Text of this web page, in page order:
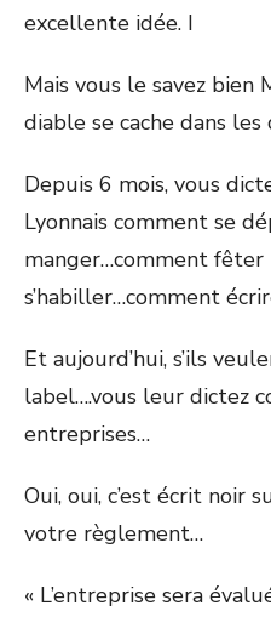
excellente idée. I
Mais vous le savez bien
diable se cache dans
Depuis 6 mois, vous
Lyonnais comment se
manger…comment
s’habiller…comment
Et aujourd’hui, s’ils
label….vous leur dictez
entreprises…
Oui, oui, c’est écrit noir
votre règlement…
« L’entreprise sera